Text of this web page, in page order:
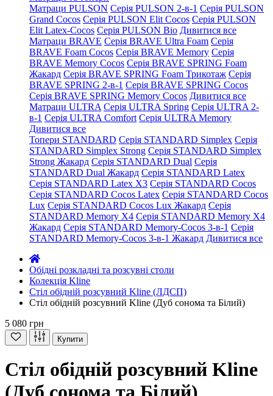
Матраци PULSON Серія PULSON 2-в-1 Серія PULSON
Grand Cocos Серія PULSON Elit Cocos Серія PULSON
Elit Latex-Cocos Серія PULSON Bio Дивитися все
Матраци BRAVE Серія BRAVE Ultra Foam Серія
BRAVE Foam Cocos Серія BRAVE Memory Серія
BRAVE Memory Cocos Серія BRAVE SPRING Foam
Жакард Серія BRAVE SPRING Foam Трикотаж Серія
BRAVE SPRING 2-в-1 Серія BRAVE SPRING Cocos
Серія BRAVE SPRING Memory Cocos Дивитися все
Матраци ULTRA Серія ULTRA Spring Серія ULTRA 2-
в-1 Серія ULTRA Comfort Серія ULTRA Memory
Дивитися все
Топери STANDARD Серія STANDARD Simplex Серія
STANDARD Simplex Strong Серія STANDARD Simplex
Strong Жакард Серія STANDARD Dual Серія
STANDARD Dual Жакард Серія STANDARD Latex
Серія STANDARD Latex X3 Серія STANDARD Cocos
Серія STANDARD Cocos Latex Серія STANDARD Cocos
Lux Серія STANDARD Cocos Lux Жакард Серія
STANDARD Memory X4 Серія STANDARD Memory X4
Жакард Серія STANDARD Memory-Cocos 3-в-1 Серія
STANDARD Memory-Cocos 3-в-1 Жакард Дивитися все
Обідні розкладні та розсувні столи
Колекція Kline
Стіл обідній розсувний Kline (ЛДСП)
Стіл обідній розсувний Kline (Дуб сонома та Білий)
5 080 грн
Купити
Стіл обідній розсувний Kline